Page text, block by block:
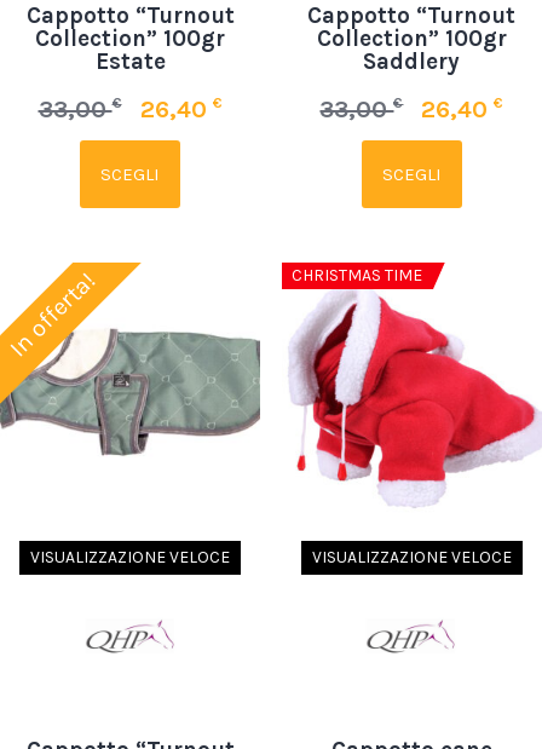
Cappotto “Turnout
Collection” 100gr
Estate
33,00€ 26,40 €
SCEGLI
Cappotto “Turnout
Collection” 100gr
Saddlery
33,00€ 26,40€
SCEGLI
In offerta!
VISUALIZZAZIONE VELOCE
CHRISTMAS TIME
VISUALIZZAZIONE VELOCE